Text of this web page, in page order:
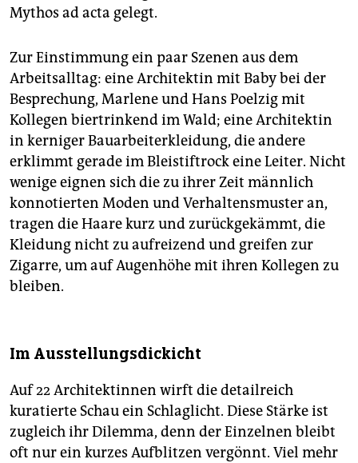
Mythos ad acta gelegt.
Zur Einstimmung ein paar Szenen aus dem
Arbeitsalltag: eine Architektin mit Baby bei der
Besprechung, Marlene und Hans Poelzig mit
Kollegen biertrinkend im Wald; eine Architektin
in kerniger Bauarbeiterkleidung, die andere
erklimmt gerade im Bleistiftrock eine Leiter. Nicht
wenige eignen sich die zu ihrer Zeit männlich
konnotierten Moden und Verhaltensmuster an,
tragen die Haare kurz und zurückgekämmt, die
Kleidung nicht zu aufreizend und greifen zur
Zigarre, um auf Augenhöhe mit ihren Kollegen zu
bleiben.
Im Ausstellungsdickicht
Auf 22 Architektinnen wirft die detailreich
kuratierte Schau ein Schlaglicht. Diese Stärke ist
zugleich ihr Dilemma, denn der Einzelnen bleibt
oft nur ein kurzes Aufblitzen vergönnt. Viel mehr